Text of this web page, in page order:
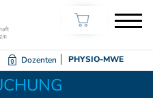
Dozenten PHYSIO-MWE